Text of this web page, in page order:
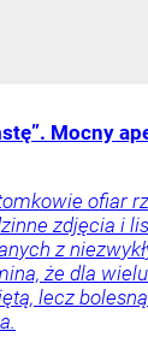
Mocny
ofiar
zdjęcia i
z
że dla
lecz